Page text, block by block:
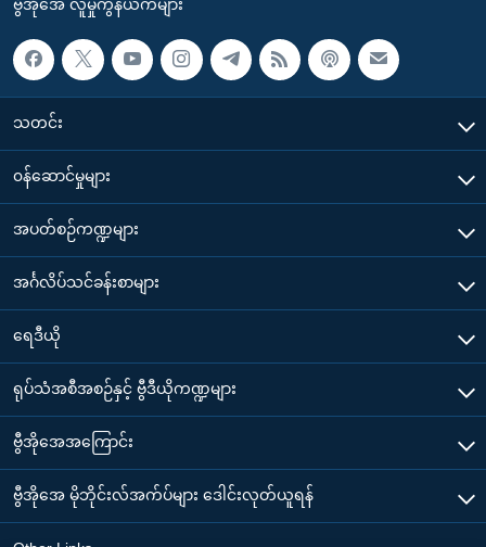
ဗွီအိုအေ လူမှုကွန်ယက်များ
သတင်း
၀န်ဆောင်မှုများ
အပတ်စဉ်ကဏ္ဍများ
အင်္ဂလိပ်သင်ခန်းစာများ
ရေဒီယို
ရုပ်သံအစီအစဉ်နှင့် ဗွီဒီယိုကဏ္ဍများ
ဗွီအိုအေအကြောင်း
ဗွီအိုအေ မိုဘိုင်းလ်အက်ပ်များ ဒေါင်းလုတ်ယူရန်